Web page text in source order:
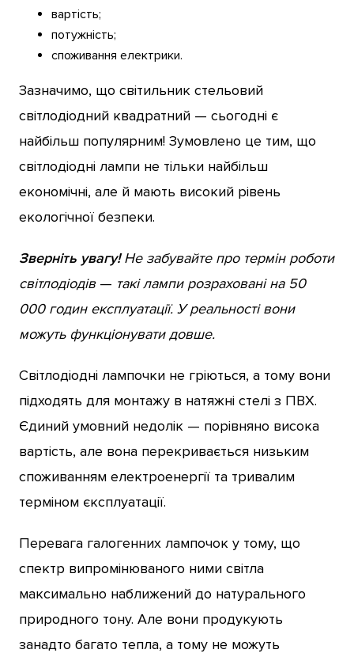
вартість;
потужність;
споживання електрики.
Зазначимо, що світильник стельовий
світлодіодний квадратний — сьогодні є
найбільш популярним! Зумовлено це тим, що
світлодіодні лампи не тільки найбільш
економічні, але й мають високий рівень
екологічної безпеки.
Зверніть увагу!Не забувайте про термін роботи
світлодіодів — такі лампи розраховані на 50
000 годин експлуатації. У реальності вони
можуть функціонувати довше.
Світлодіодні лампочки не гріються, а тому вони
підходять для монтажу в натяжні стелі з ПВХ.
Єдиний умовний недолік — порівняно висока
вартість, але вона перекривається низьким
споживанням електроенергії та тривалим
терміном єксплуатації.
Перевага галогенних лампочок у тому, що
спектр випромінюваного ними світла
максимально наближений до натурального
природного тону. Але вони продукують
занадто багато тепла, а тому не можуть